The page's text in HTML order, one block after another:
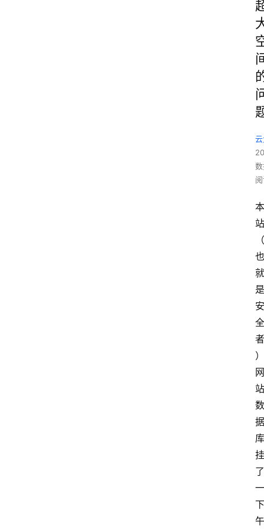
本
站
（
也
就
是
安
全
者
）
网
站
数
据
库
挂
了
一
下
午